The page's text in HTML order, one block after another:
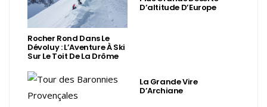
Rocher Rond Dans Le
Dévoluy : L’Aventure À Ski
Sur Le Toit De La Drôme
D’altitude D’Europe
La Grande Vire
D’Archiane